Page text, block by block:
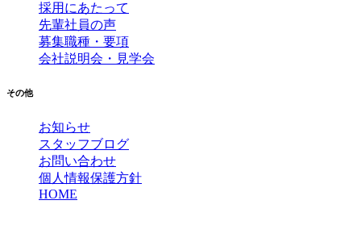
採用にあたって
先輩社員の声
募集職種・要項
会社説明会・見学会
その他
お知らせ
スタッフブログ
お問い合わせ
個人情報保護方針
HOME